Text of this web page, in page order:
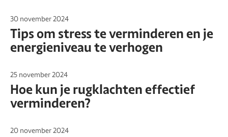
30 november 2024
Tips om stress te verminderen en je
energieniveau te verhogen
25 november 2024
Hoe kun je rugklachten effectief
verminderen?
20 november 2024